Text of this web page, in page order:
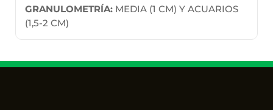
GRANULOMETRÍA: MEDIA (1 CM) Y ACUARIOS
(1,5-2 CM)